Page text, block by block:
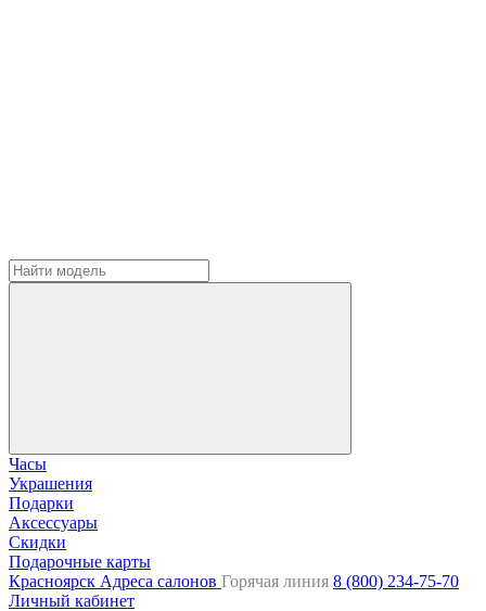
Часы
Украшения
Подарки
Аксессуары
Скидки
Подарочные карты
Красноярск Адреса салонов Горячая линия 8 (800) 234-75-70
Личный кабинет